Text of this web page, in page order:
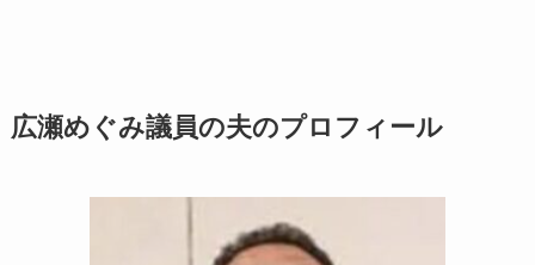
広瀬めぐみ議員の夫のプロフィール